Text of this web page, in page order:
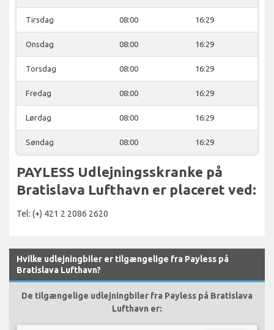
Tirsdag 08:00 16:29
Onsdag 08:00 16:29
Torsdag 08:00 16:29
Fredag 08:00 16:29
Lørdag 08:00 16:29
Søndag 08:00 16:29
PAYLESS Udlejningsskranke på
Bratislava Lufthavn er placeret ved:
Tel: (+) 421 2 2086 2620
Hvilke udlejningbiler er tilgængelige fra Payless på
Bratislava Lufthavn?
De tilgængelige udlejningbiler fra Payless på Bratislava
Lufthavn er: